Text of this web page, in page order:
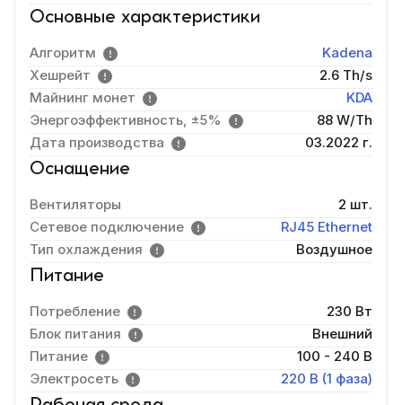
Основные характеристики
Алгоритм
Kadena
Хешрейт
2.6 Th/s
Майнинг монет
KDA
Энергоэффективность, ±5%
88 W/Th
Дата производства
03.2022 г.
Оснащение
Вентиляторы
2 шт.
Сетевое подключение
RJ45 Ethernet
Тип охлаждения
Воздушное
Питание
Потребление
230 Вт
Блок питания
Внешний
Питание
100 - 240 В
Электросеть
220 В (1 фаза)